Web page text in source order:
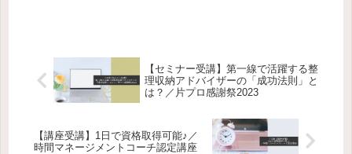
【セミナー受講】第一線で活躍する整
理収納アドバイザーの「成功法則」と
は？／片プロ感謝祭2023
【講座受講】1日で資格取得可能♪／
時間マネージメントコーチ認定講座